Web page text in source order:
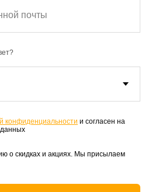
конфиденциальности и согласен на
о скидках и акциях. Мы присылаем